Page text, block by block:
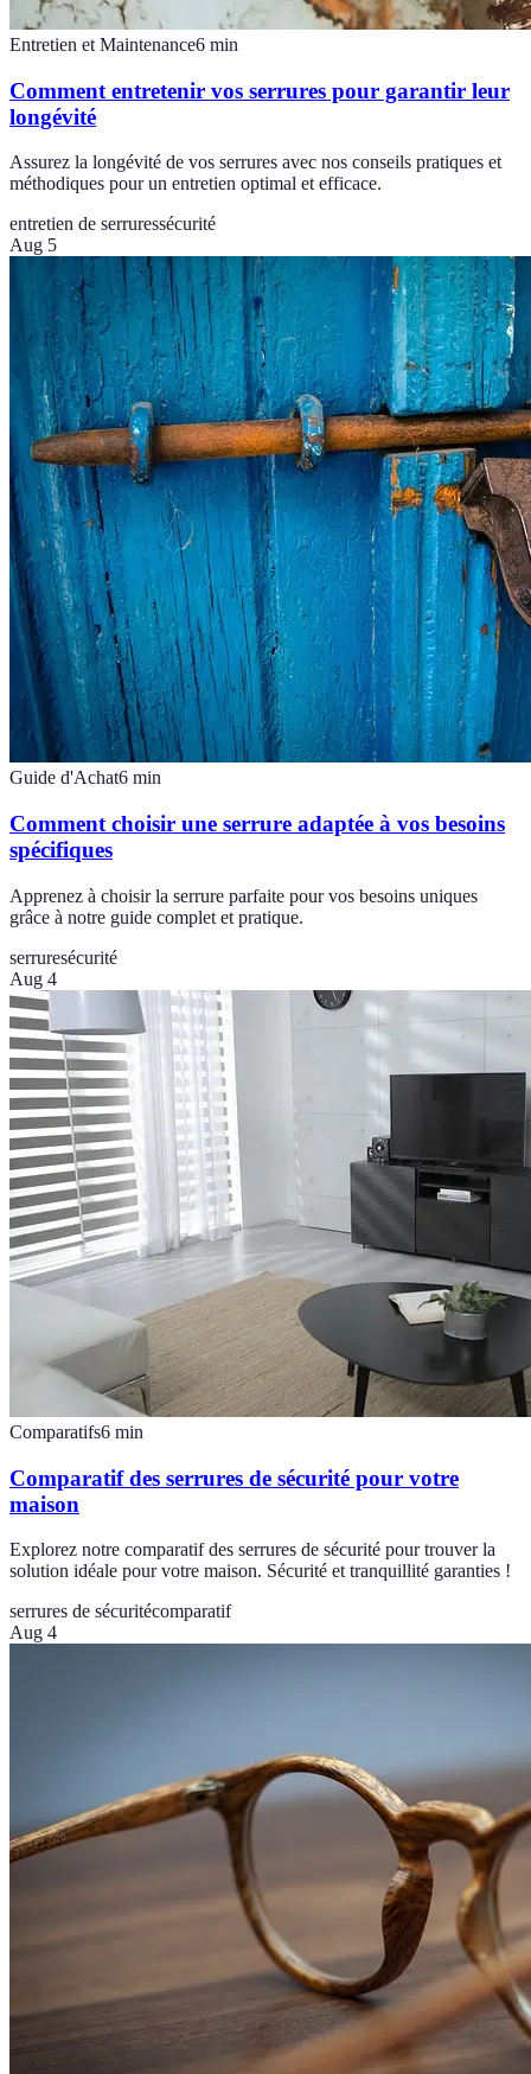
Entretien et Maintenance6 min
Comment entretenir vos serrures pour garantir leur
longévité
Assurez la longévité de vos serrures avec nos conseils pratiques et
méthodiques pour un entretien optimal et efficace.
entretien de serruressécurité
Aug 5
Guide d'Achat6 min
Comment choisir une serrure adaptée à vos besoins
spécifiques
Apprenez à choisir la serrure parfaite pour vos besoins uniques
grâce à notre guide complet et pratique.
serruresécurité
Aug 4
Comparatifs6 min
Comparatif des serrures de sécurité pour votre
maison
Explorez notre comparatif des serrures de sécurité pour trouver la
solution idéale pour votre maison. Sécurité et tranquillité garanties !
serrures de sécuritécomparatif
Aug 4